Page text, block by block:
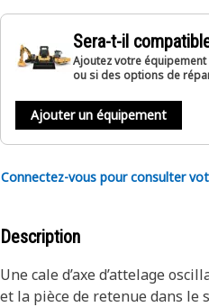
Sera-t-il
Ajoutez votre
ou si des options de
Ajouter un équipement
Connectez-vous pour consulter
Description
Une cale d’axe d’attelage
et la pièce de retenue dans le